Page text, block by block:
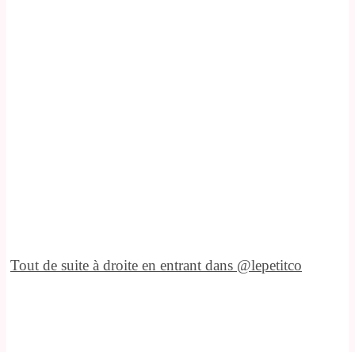
Tout de suite à droite en entrant dans @lepetitco